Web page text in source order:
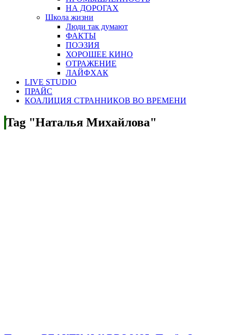
НА ДОРОГАХ
Школа жизни
Люди так думают
ФАКТЫ
ПОЭЗИЯ
ХОРОШЕЕ КИНО
ОТРАЖЕНИЕ
ЛАЙФХАК
LIVE STUDIO
ПРАЙС
КОАЛИЦИЯ СТРАННИКОВ ВО ВРЕМЕНИ
Tag "Наталья Михайлова"